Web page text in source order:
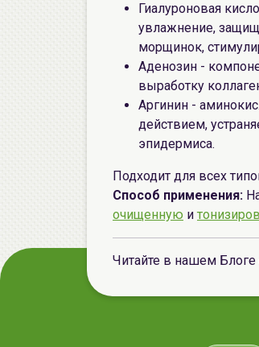
Гиалуроновая
увлажнение,
морщинок,
Аденозин -
выработку
Аргинин -
действием,
эпидермиса.
Подходит для всех
Способ применения:
очищенную и
Читайте в нашем Блоге